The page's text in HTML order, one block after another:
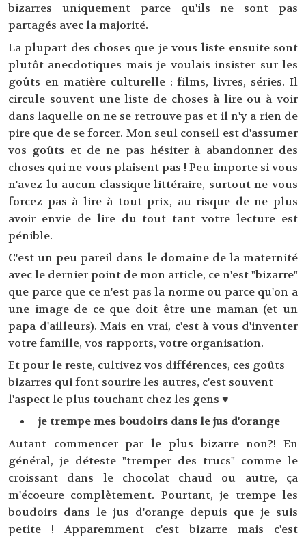
bizarres uniquement parce qu'ils ne sont pas
partagés avec la majorité.
La plupart des choses que je vous liste ensuite sont
plutôt anecdotiques mais je voulais insister sur les
goûts en matière culturelle : films, livres, séries. Il
circule souvent une liste de choses à lire ou à voir
dans laquelle on ne se retrouve pas et il n'y a rien de
pire que de se forcer. Mon seul conseil est d'assumer
vos goûts et de ne pas hésiter à abandonner des
choses qui ne vous plaisent pas ! Peu importe si vous
n'avez lu aucun classique littéraire, surtout ne vous
forcez pas à lire à tout prix, au risque de ne plus
avoir envie de lire du tout tant votre lecture est
pénible.
C'est un peu pareil dans le domaine de la maternité
avec le dernier point de mon article, ce n'est "bizarre"
que parce que ce n'est pas la norme ou parce qu'on a
une image de ce que doit être une maman (et un
papa d'ailleurs). Mais en vrai, c'est à vous d'inventer
votre famille, vos rapports, votre organisation.
Et pour le reste, cultivez vos différences, ces goûts
bizarres qui font sourire les autres, c'est souvent
l'aspect le plus touchant chez les gens ♥
je trempe mes boudoirs dans le jus d'orange
Autant commencer par le plus bizarre non?! En
général, je déteste "tremper des trucs" comme le
croissant dans le chocolat chaud ou autre, ça
m'écoeure complètement. Pourtant, je trempe les
boudoirs dans le jus d'orange depuis que je suis
petite ! Apparemment c'est bizarre mais c'est